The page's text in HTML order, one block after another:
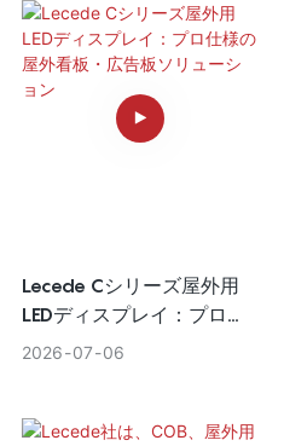
Lecede Cシリーズ屋外用
LEDディスプレイ：プロ仕
様の屋外看板・広告板ソリ
2026 07 06